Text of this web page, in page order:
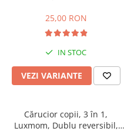
25,00 RON
IN STOC
VEZI VARIANTE
Cărucior copii, 3 în 1,
Luxmom, Dublu reversibil,